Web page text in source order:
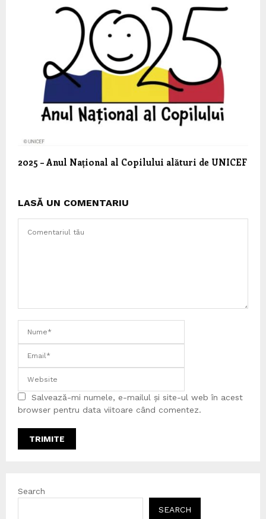
2025 – Anul Național al Copilului alături de UNICEF
LASĂ UN COMENTARIU
Salvează-mi numele, e-mailul și site-ul web în acest
browser pentru data viitoare când comentez.
Search
SEARCH